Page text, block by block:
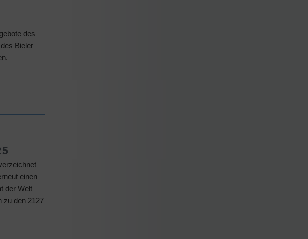
des
Bieler
einen
der Welt –
zu den 2127